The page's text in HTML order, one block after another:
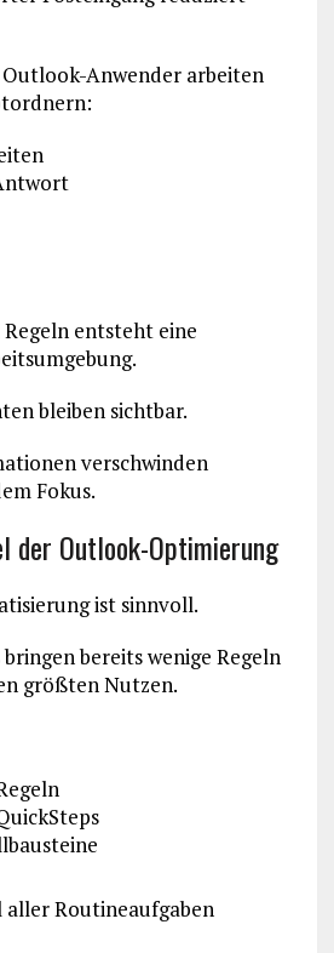
Anwender arbeiten
entsteht eine
bleiben sichtbar.
verschwinden
Fokus.
der Outlook-Optimierung
ist sinnvoll.
bereits wenige Regeln
größten Nutzen.
Routineaufgaben